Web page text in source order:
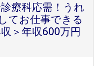
療科応需！うれ
てお仕事できる
＞年収600万円